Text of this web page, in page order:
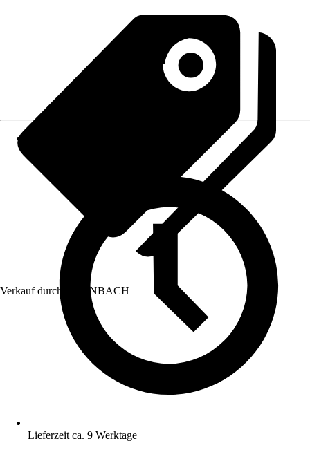
Verkauf durch: HORNBACH
Lieferzeit ca. 9 Werktage